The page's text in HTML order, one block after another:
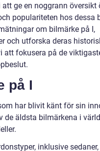
ge en noggrann översikt
populariteten hos dessa
om bilmärke på I,
och utforska deras
att fokusera på de
på I
har blivit känt för sin
de äldsta bilmärkena i
inklusive sedaner,